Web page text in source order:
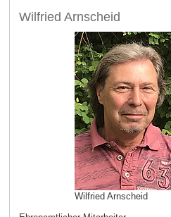
Wilfried Arnscheid
Wilfried Arnscheid